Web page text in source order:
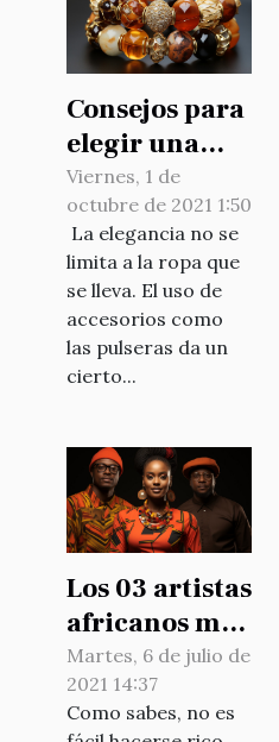
Consejos para
elegir una
pulsera
online
Viernes, 1 de
octubre de 2021 1:50
La elegancia no se
limita a la ropa que
se lleva. El uso de
accesorios como
las pulseras da un
cierto...
Los 03 artistas
africanos más
ricos en 2021
Martes, 6 de julio de
2021 14:37
Como sabes, no es